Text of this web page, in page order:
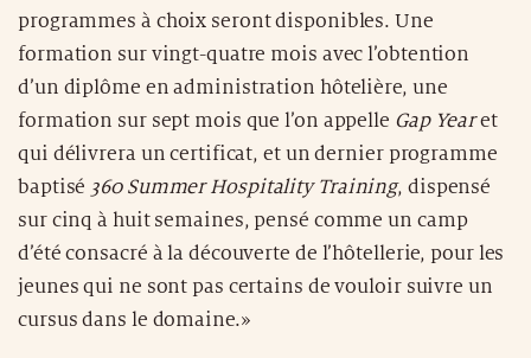
programmes à choix seront disponibles. Une
formation sur vingt-quatre mois avec l’obtention
d’un diplôme en administration hôtelière, une
formation sur sept mois que l’on appelle Gap Yearet
qui délivrera un certificat, et un dernier programme
baptisé 360 Summer Hospitality Training, dispensé
sur cinq à huit semaines, pensé comme un camp
d’été consacré à la découverte de l’hôtellerie, pour les
jeunes qui ne sont pas certains de vouloir suivre un
cursus dans le domaine.»